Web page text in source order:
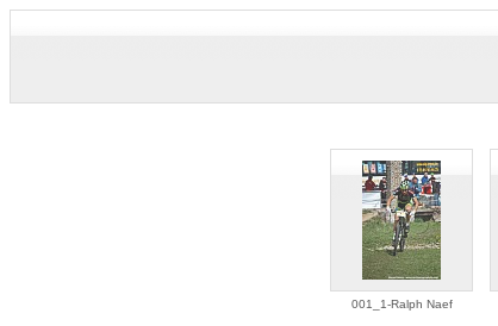
001_1-Ralph Naef